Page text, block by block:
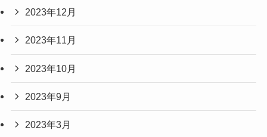
2023年12月
2023年11月
2023年10月
2023年9月
2023年3月